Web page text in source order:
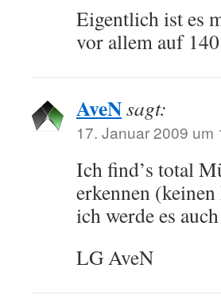
Eigentlich ist es
vor allem auf
AveNsagt:
17. Januar 2009 um
Ich find’s total
erkennen
ich werde es
LG AveN